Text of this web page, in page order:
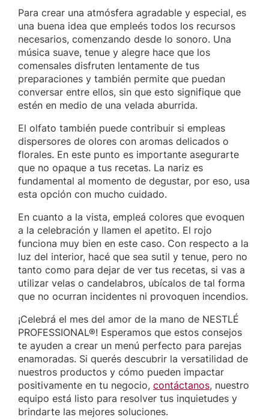
Para crear una atmósfera agradable y especial, es
una buena idea que empleés todos los recursos
necesarios, comenzando desde lo sonoro. Una
música suave, tenue y alegre hace que los
comensales disfruten lentamente de tus
preparaciones y también permite que puedan
conversar entre ellos, sin que esto signifique que
estén en medio de una velada aburrida.
El olfato también puede contribuir si empleas
dispersores de olores con aromas delicados o
florales. En este punto es importante asegurarte
que no opaque a tus recetas. La nariz es
fundamental al momento de degustar, por eso, usa
esta opción con mucho cuidado.
En cuanto a la vista, empleá colores que evoquen
a la celebración y llamen el apetito. El rojo
funciona muy bien en este caso. Con respecto a la
luz del interior, hacé que sea sutil y tenue, pero no
tanto como para dejar de ver tus recetas, si vas a
utilizar velas o candelabros, ubícalos de tal forma
que no ocurran incidentes ni provoquen incendios.
¡Celebrá el mes del amor de la mano de NESTLÉ
PROFESSIONAL®! Esperamos que estos consejos
te ayuden a crear un menú perfecto para parejas
enamoradas. Si querés descubrir la versatilidad de
nuestros productos y cómo pueden impactar
positivamente en tu negocio, contáctanos, nuestro
equipo está listo para resolver tus inquietudes y
brindarte las mejores soluciones.